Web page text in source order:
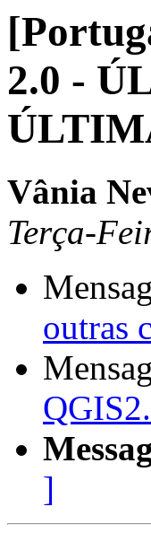
2.0 -
Vânia
Terça-
outras
]